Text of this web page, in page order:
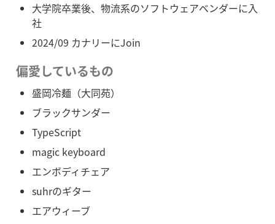
大学院卒業後、物流系のソフトウェアベンダーに入
社
2024/09 カナリーにJoin
偏愛しているもの
盛岡冷麺（大同苑）
ブラックサンダー
TypeScript
magic keyboard
エンボディチェア
suhrのギター
エアウィーブ